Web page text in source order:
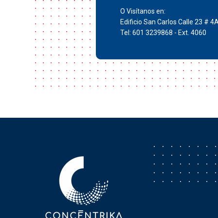
O Visítanos en:
Edificio San Carlos Calle 23 #
Tel: 601 3239868 - Ext. 4060